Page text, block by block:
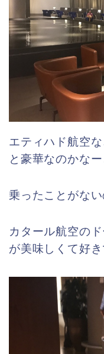
エティハド航空
と豪華なのかな
乗ったことがな
カタール航空の
が美味しくて好き